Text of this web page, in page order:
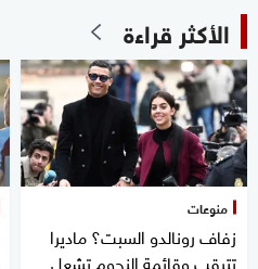
الأكثر قراءة
منوعات
زفاف رونالدو السبت؟ ماديرا
تترقب وقائمة النجوم تشعل